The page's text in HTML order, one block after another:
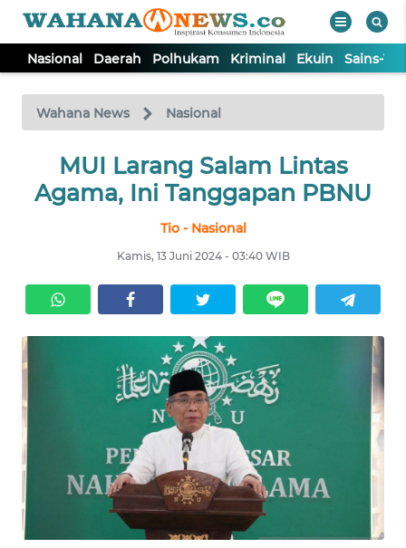
Nasional Daerah Polhukam Kriminal Ekuin Sains-
Wahana News Nasional
MUI Larang Salam Lintas
Agama, Ini Tanggapan PBNU
Tio - Nasional
Kamis, 13 Juni 2024 - 03:40 WIB
TV
Tutup
NASIONAL
KRIMINAL
EKUIN
SAINS-TEKNO
KESEHATAN
INTERNASIONAL